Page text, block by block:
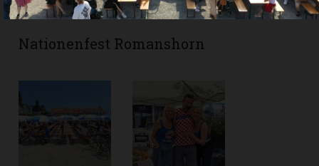
können.
Nationenfest Romanshorn